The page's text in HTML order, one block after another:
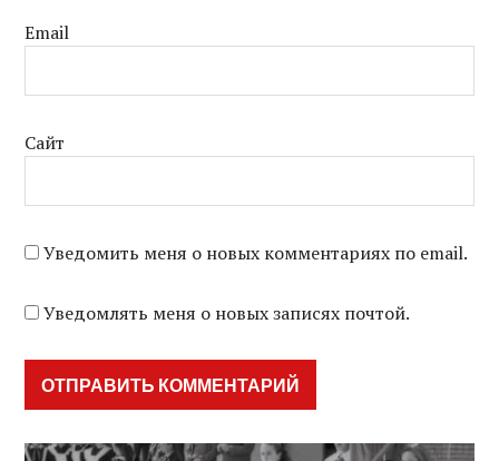
Email
Сайт
Уведомить меня о новых комментариях по email.
Уведомлять меня о новых записях почтой.